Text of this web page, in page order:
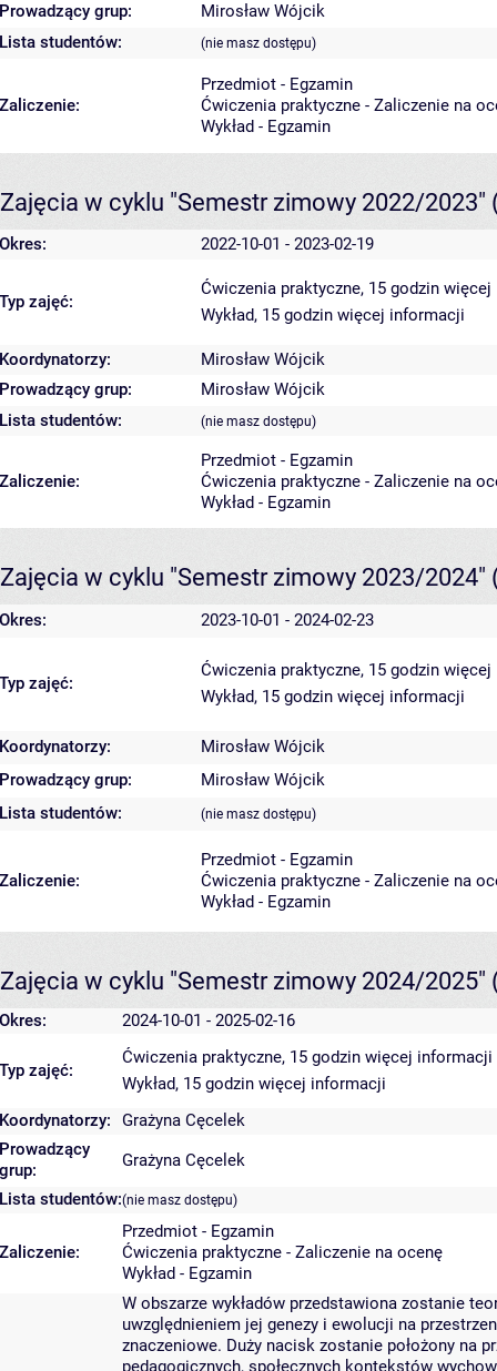
Prowadzący grup:
Mirosław Wójcik
Lista studentów:
(nie masz dostępu)
Zaliczenie:
Przedmiot - Egzamin
Ćwiczenia praktyczne - Zaliczenie na
Wykład - Egzamin
Zajęcia w cyklu "Semestr zimowy 2022/2023"
Okres: 2022-10-01 - 2023-02-19
Typ zajęć:
Ćwiczenia praktyczne, 15 godzin więcej
Wykład, 15 godzin więcej informacji
Koordynatorzy:
Mirosław Wójcik
Prowadzący grup:
Mirosław Wójcik
Lista studentów:
(nie masz dostępu)
Zaliczenie:
Przedmiot - Egzamin
Ćwiczenia praktyczne - Zaliczenie na
Wykład - Egzamin
Zajęcia w cyklu "Semestr zimowy 2023/2024"
Okres: 2023-10-01 - 2024-02-23
Typ zajęć:
Ćwiczenia praktyczne, 15 godzin więcej
Wykład, 15 godzin więcej informacji
Koordynatorzy:
Mirosław Wójcik
Prowadzący grup:
Mirosław Wójcik
Lista studentów:
(nie masz dostępu)
Zaliczenie:
Przedmiot - Egzamin
Ćwiczenia praktyczne - Zaliczenie na
Wykład - Egzamin
Zajęcia w cyklu "Semestr zimowy 2024/2025"
Okres: 2024-10-01 - 2025-02-16
Typ zajęć:
Ćwiczenia praktyczne, 15 godzin więcej informacji
Wykład, 15 godzin więcej informacji
Koordynatorzy:
Grażyna Cęcelek
Prowadzący
grup:
Grażyna Cęcelek
Lista studentów:(nie masz dostępu)
Zaliczenie:
Przedmiot - Egzamin
Ćwiczenia praktyczne - Zaliczenie na ocenę
Wykład - Egzamin
W obszarze wykładów przedstawiona zostanie
uwzględnieniem jej genezy i ewolucji na
znaczeniowe. Duży nacisk zostanie położony na
pedagogicznych, społecznych kontekstów